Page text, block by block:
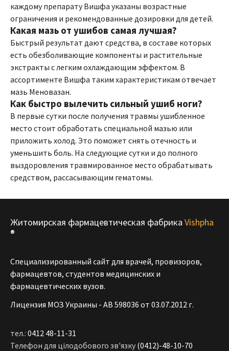
каждому препарату Вишфа указаны возрастные
ограничения и рекомендованные дозировки для детей.
Какая мазь от ушибов самая лучшая?
Быстрый результат дают средства, в составе которых
есть обезболивающие компоненты и растительные
экстракты с легким охлаждающим эффектом. В
ассортименте Вишфа таким характеристикам отвечает
мазь Меновазан.
Как быстро вылечить сильный ушиб ноги?
В первые сутки после получения травмы ушибленное
место стоит обработать специальной мазью или
приложить холод. Это поможет снять отечность и
уменьшить боль. На следующие сутки и до полного
выздоровления травмированное место обрабатывать
средством, рассасывающим гематомы.
Житомирская фармацевтическая фабрика Vishpha
®
Специализированный сайт для врачей, провизоров,
фармацевтов, студентов медицинских и
фармацевтических вузов.
Лицензия МОЗ Украины - АВ 598036 от 03.07.2012 г.
тел.: 0412 48-11-31
Телефон для цілодобового зв'язку (0412)-48-10-70